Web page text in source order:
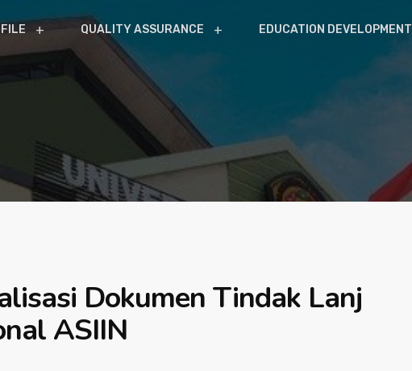
QUALITY ASSURANCE EDUCATION DEVELOPMENT
Dokumen Tindak Lanj
ASIIN